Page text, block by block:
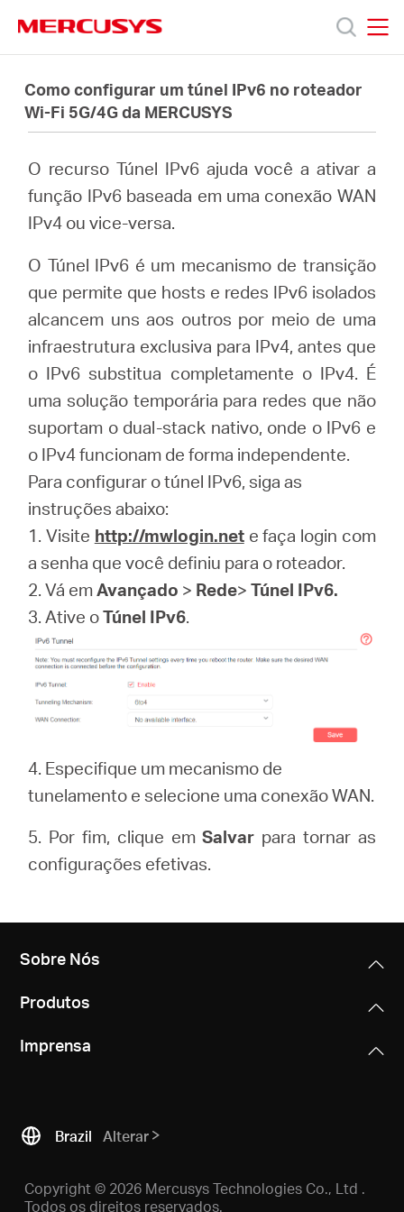
navigation
Produtos
Suporte
Sobre
Brazil
Portuguese
Como configurar um túnel IPv6 no roteador
Wi-Fi 5G/4G da MERCUSYS
O recurso Túnel IPv6 ajuda você a ativar a
função IPv6 baseada em uma conexão WAN
IPv4 ou vice-versa.
O Túnel IPv6 é um mecanismo de transição
que permite que hosts e redes IPv6 isolados
alcancem uns aos outros por meio de uma
infraestrutura exclusiva para IPv4, antes que
o IPv6 substitua completamente o IPv4. É
uma solução temporária para redes que não
suportam o dual-stack nativo, onde o IPv6 e
o IPv4 funcionam de forma independente.
Para configurar o túnel IPv6, siga as
instruções abaixo:
1. Visite http://mwlogin.nete faça login com
a senha que você definiu para o roteador.
2. Vá emAvançado > Rede> Túnel IPv6.
3. Ative oTúnel IPv6.
4. Especifique um mecanismo de
tunelamento e selecione uma conexão WAN.
5. Por fim, clique emSalvar para tornar as
configurações efetivas.
Sobre Nós
Produtos
Imprensa
Brazil Alterar
Copyright © 2026 Mercusys Technologies Co., Ltd .
Todos os direitos reservados.